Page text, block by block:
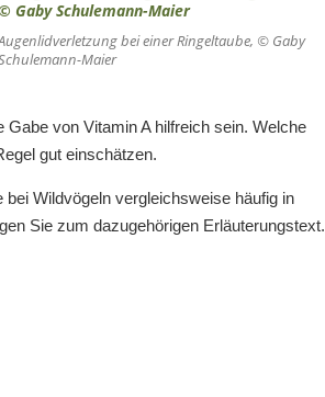
bei einer Ringeltaube, © Gaby
Maier
von Vitamin A hilfreich sein. Welche
gut einschätzen.
Wildvögeln vergleichsweise häufig in
Sie zum dazugehörigen Erläuterungstext.